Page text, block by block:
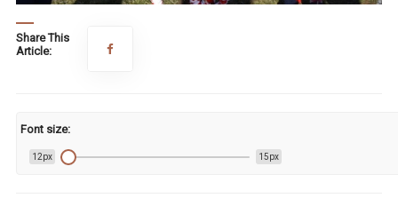
Share This
Article:
Font size:
12px 15px